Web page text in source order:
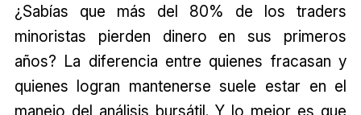
¿Sabías que más del 80% de los traders
minoristas pierden dinero en sus primeros
años? La diferencia entre quienes fracasan y
quienes logran mantenerse suele estar en el
manejo del análisis bursátil. Y lo mejor es que